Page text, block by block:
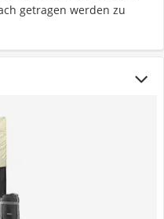
getragen werden zu